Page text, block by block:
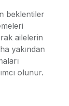
beklentiler
ailelerin
yakından
olunur.